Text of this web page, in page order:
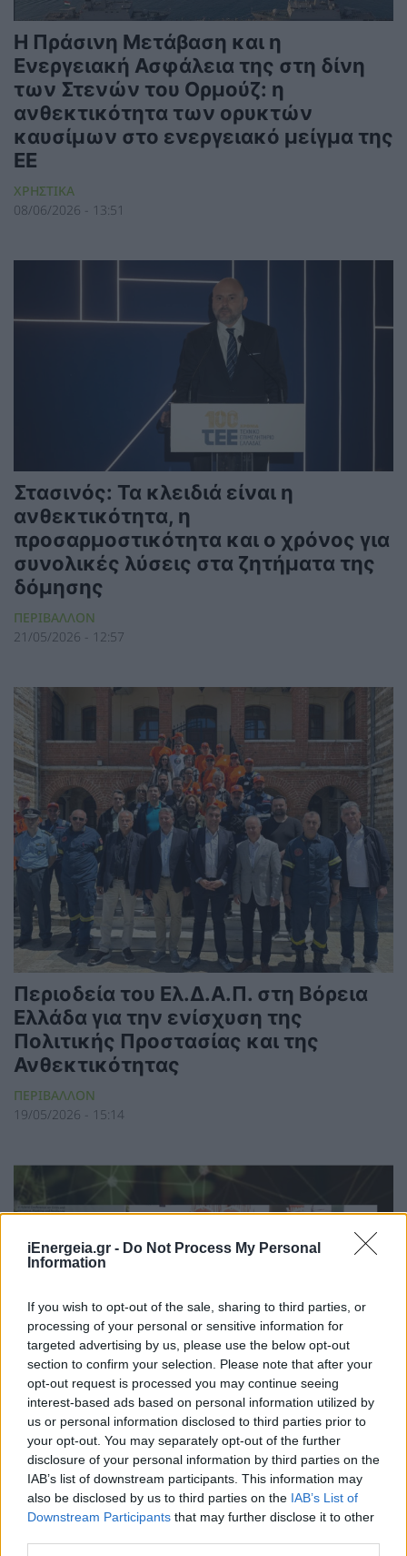
iEnergeia.gr - Do Not Process My Personal
Information
If you wish to opt-out of the sale, sharing to third parties, or
processing of your personal or sensitive information for
targeted advertising by us, please use the below opt-out
section to confirm your selection. Please note that after your
opt-out request is processed you may continue seeing
interest-based ads based on personal information utilized by
us or personal information disclosed to third parties prior to
your opt-out. You may separately opt-out of the further
disclosure of your personal information by third parties on the
IAB’s list of downstream participants. This information may
also be disclosed by us to third parties on the IAB’s List of
Downstream Participants that may further disclose it to other
Η Πράσινη Μετάβαση και η
Ενεργειακή Ασφάλεια της στη δίνη
των Στενών του Ορμούζ: η
ανθεκτικότητα των ορυκτών
καυσίμων στο ενεργειακό μείγμα της
ΕΕ
ΧΡΗΣΤΙΚΑ
08/06/2026 - 13:51
Στασινός: Τα κλειδιά είναι η
ανθεκτικότητα, η
προσαρμοστικότητα και ο χρόνος για
συνολικές λύσεις στα ζητήματα της
δόμησης
ΠΕΡΙΒΑΛΛΟΝ
21/05/2026 - 12:57
Περιοδεία του Ελ.Δ.Α.Π. στη Βόρεια
Ελλάδα για την ενίσχυση της
Πολιτικής Προστασίας και της
Ανθεκτικότητας
ΠΕΡΙΒΑΛΛΟΝ
19/05/2026 - 15:14
Το Ελληνικό Δίκτυο Ανθεκτικών
Πόλεων ανέδειξε τον συντονισμό
ως θεμέλιο της ανθεκτικότητας στο
Διεθνές Συνέδριο ICPCDGR 2026
ΠΕΡΙΒΑΛΛΟΝ
14/05/2026 - 08:21